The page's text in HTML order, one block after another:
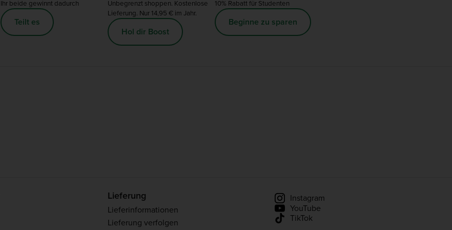
Ihr beide gewinnt dadurch
Teilt es
Unbegrenzt shoppen. Kostenlose
Lieferung. Nur 14,95 € im Jahr.
Hol dir Boost
10% Rabatt für Studenten
Beginne zu sparen
Lieferung
Lieferinformationen
Lieferung verfolgen
Instagram
YouTube
TikTok